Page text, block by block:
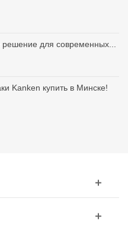
решение для современных...
Kanken купить в Минске!